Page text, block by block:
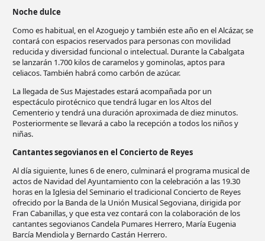
Noche dulce
Como es habitual, en el Azoguejo y también este año en el Alcázar, se
contará con espacios reservados para personas con movilidad
reducida y diversidad funcional o intelectual. Durante la Cabalgata
se lanzarán 1.700 kilos de caramelos y gominolas, aptos para
celiacos. También habrá como carbón de azúcar.
La llegada de Sus Majestades estará acompañada por un
espectáculo pirotécnico que tendrá lugar en los Altos del
Cementerio y tendrá una duración aproximada de diez minutos.
Posteriormente se llevará a cabo la recepción a todos los niños y
niñas.
Cantantes segovianos en el Concierto de Reyes
Al día siguiente, lunes 6 de enero, culminará el programa musical de
actos de Navidad del Ayuntamiento con la celebración a las 19.30
horas en la Iglesia del Seminario el tradicional Concierto de Reyes
ofrecido por la Banda de la Unión Musical Segoviana, dirigida por
Fran Cabanillas, y que esta vez contará con la colaboración de los
cantantes segovianos Candela Pumares Herrero, María Eugenia
Barcía Mendiola y Bernardo Castán Herrero.